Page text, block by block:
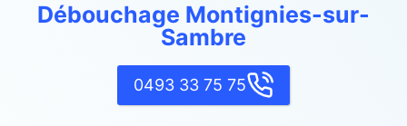
Débouchage Montignies-sur-
Sambre
0493 33 75 75